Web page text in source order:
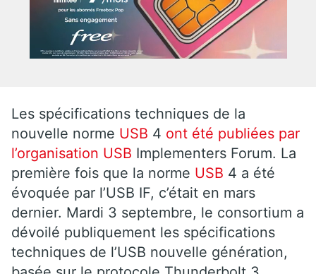
Les spécifications techniques de la
nouvelle norme USB 4 ont été publiées par
l’organisation USB Implementers Forum. La
première fois que la norme USB 4 a été
évoquée par l’USB IF, c’était en mars
dernier. Mardi 3 septembre, le consortium a
dévoilé publiquement les spécifications
techniques de l’USB nouvelle génération,